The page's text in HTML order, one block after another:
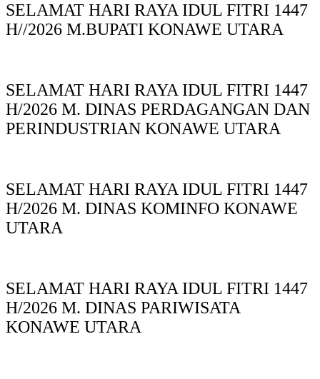
SELAMAT HARI RAYA IDUL FITRI 1447
H//2026 M.BUPATI KONAWE UTARA
SELAMAT HARI RAYA IDUL FITRI 1447
H/2026 M. DINAS PERDAGANGAN DAN
PERINDUSTRIAN KONAWE UTARA
SELAMAT HARI RAYA IDUL FITRI 1447
H/2026 M. DINAS KOMINFO KONAWE
UTARA
SELAMAT HARI RAYA IDUL FITRI 1447
H/2026 M. DINAS PARIWISATA
KONAWE UTARA